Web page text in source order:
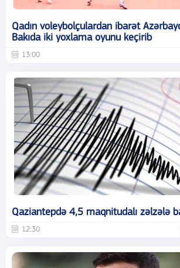
Qadın voleybolçulardan ibarət
Bakıda iki yoxlama oyunu keçirib
13:00
Qaziantepdə 4,5 maqnitudalı zəlzələ
12:30